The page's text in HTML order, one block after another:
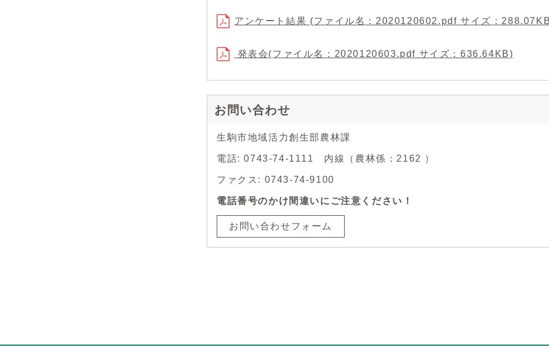
アンケート結果 (ファイル名：2020120602.pdf サイズ：
発表会(ファイル名：2020120603.pdf サイズ：636.64KB)
お問い合わせ
生駒市地域活力創生部農林課
電話: 0743-74-1111 内線（農林係：2162 ）
ファクス: 0743-74-9100
電話番号のかけ間違いにご注意ください！
お問い合わせフォーム